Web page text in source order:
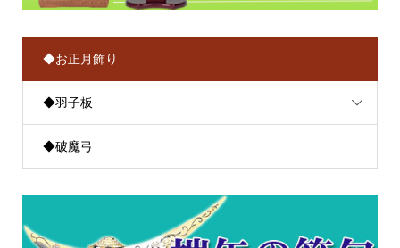
◆お正月飾り
◆羽子板
◆破魔弓